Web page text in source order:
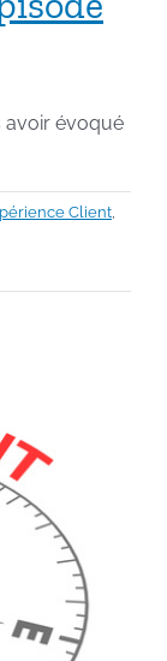
avoir évoqué
Client,